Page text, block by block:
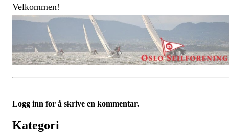
Velkommen!
Logg inn for å skrive en kommentar.
Kategori